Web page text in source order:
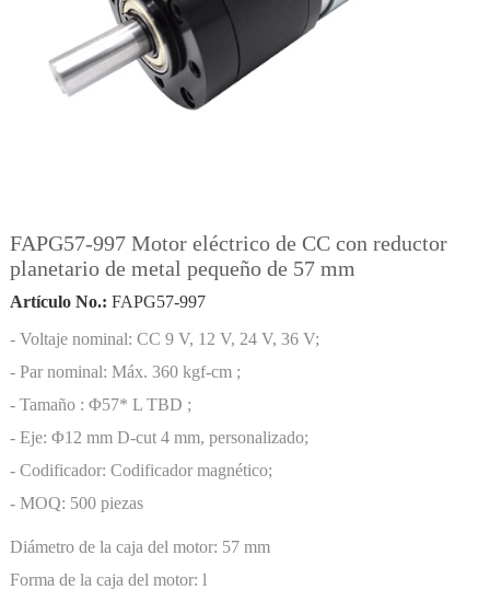
FAPG57-997 Motor eléctrico de CC con reductor
planetario de metal pequeño de 57 mm
Artículo No.: FAPG57-997
- Voltaje nominal: CC 9 V, 12 V, 24 V, 36 V;
- Par nominal: Máx. 360 kgf-cm ;
- Tamaño : Φ57* L TBD ;
- Eje: Φ12 mm D-cut 4 mm, personalizado;
- Codificador: Codificador magnético;
- MOQ: 500 piezas
Diámetro de la caja del motor: 57 mm
Forma de la caja del motor: l